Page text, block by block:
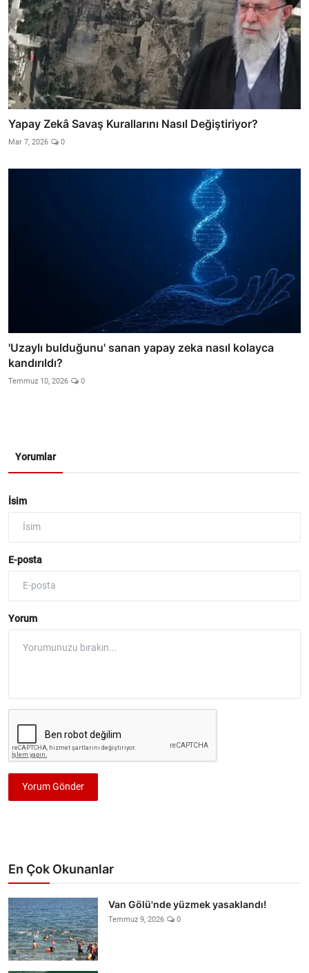
Yapay Zekâ Savaş Kurallarını Nasıl Değiştiriyor?
Mar 7, 2026 0
'Uzaylı bulduğunu' sanan yapay zeka nasıl kolayca
kandırıldı?
Temmuz 10, 2026 0
Yorumlar
İsim
E-posta
Yorum
Yorum Gönder
En Çok Okunanlar
Van Gölü'nde yüzmek yasaklandı!
Temmuz 9, 2026 0